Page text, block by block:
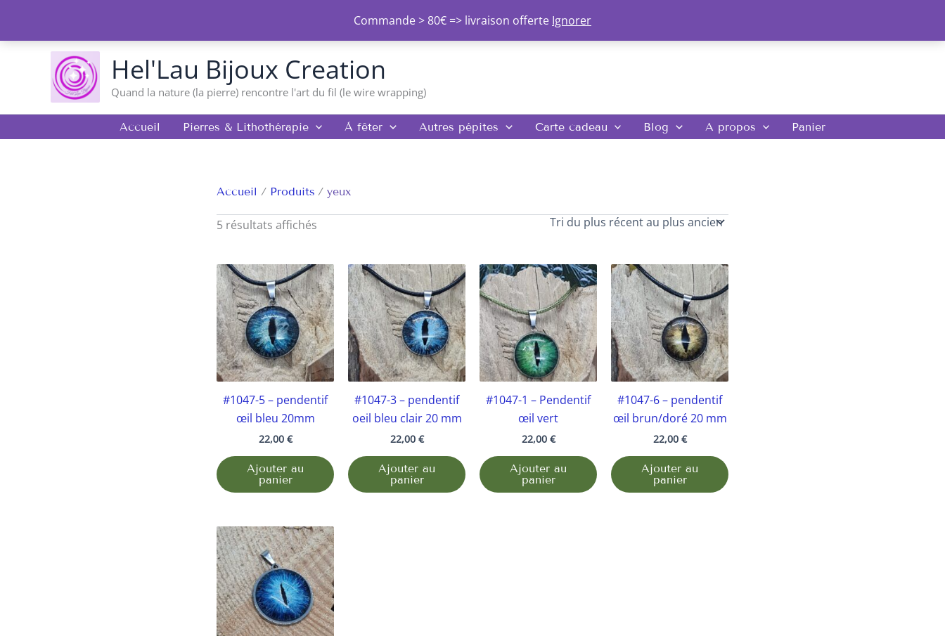
Commande > 80€ => livraison offerte Ignorer
contenu
Hel'Lau Bijoux Creation
Quand la nature (la pierre) rencontre l'art du fil (le wire wrapping)
Accueil Pierres & Lithothérapie À fêter Autres pépites Carte cadeau Blog A propos Panier
Accueil Produits yeux
5 résultats affichés
Trié
plus
récent
au
plus
ancien
#1047-5 – pendentif
œil bleu 20mm
22,00 €
Ajouter au
panier
#1047-3 – pendentif
oeil bleu clair 20 mm
22,00 €
Ajouter au
panier
#1047-1 – Pendentif
œil vert
22,00 €
Ajouter au
panier
#1047-6 – pendentif
œil brun/doré 20 mm
22,00 €
Ajouter au
panier